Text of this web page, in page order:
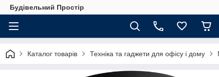
Будівельний Простір
Каталог товарів Техніка та гаджети для офісу і дому